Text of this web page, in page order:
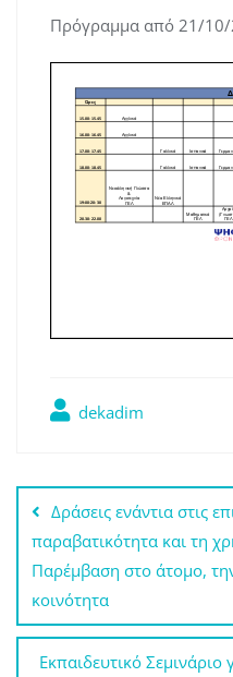
Πρόγραμμα από 21/
dekadim
Πλοήγηση
άρθρων
Δράσεις ενάντια στις
παραβατικότητα και τη
Παρέμβαση στο άτομο,
κοινότητα
Εκπαιδευτικό